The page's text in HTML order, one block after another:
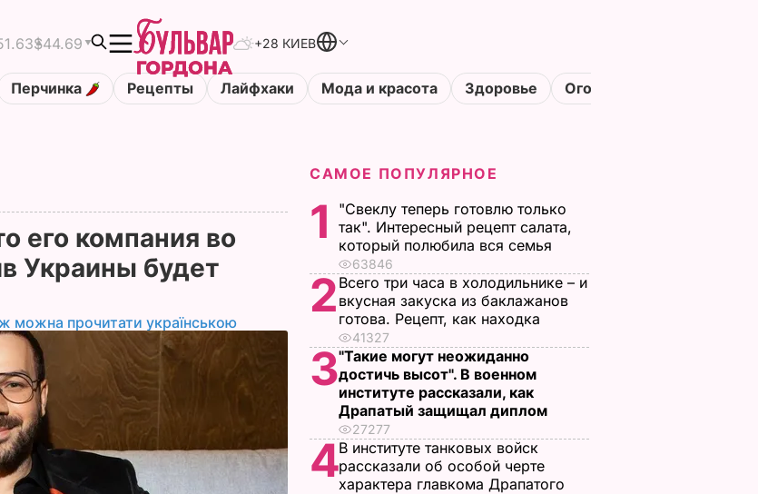
$44.69 +28 КИЕВ
Перчинка Рецепты Лайфхаки Мода и красота Здоровье Огороды
его компания во
Украины будет
можна прочитати українською
САМОЕ ПОПУЛЯРНОЕ
1
"Свеклу теперь готовлю только
так". Интересный рецепт салата,
который полюбила вся семья
63846
2 Всего три часа в холодильнике – и
вкусная закуска из баклажанов
готова. Рецепт, как находка
41327
3"Такие могут неожиданно
достичь высот". В военном
институте рассказали, как
Драпатый защищал диплом
27277
4В институте танковых войск
рассказали об особой черте
характера главкома Драпатого